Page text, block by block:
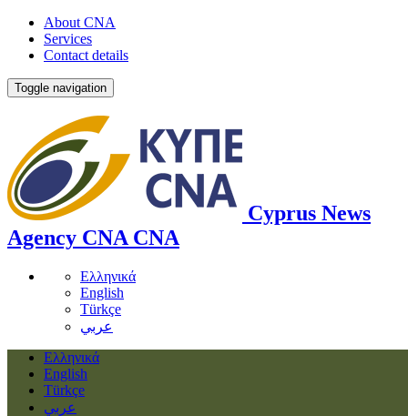
About CNA
Services
Contact details
Toggle navigation
Cyprus News
Agency CNA CNA
Ελληνικά
English
Türkçe
عربي
Ελληνικά
English
Türkçe
عربي